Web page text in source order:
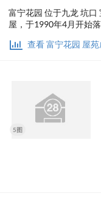
富宁花园 位于九龙 坑
屋，于1990年4月开始
学校网在95区，中学校
查看 富宁花园 屋
5图